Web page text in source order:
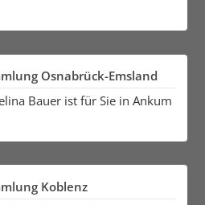
Osnabrück-Emsland
Bauer ist für Sie in Ankum
Koblenz